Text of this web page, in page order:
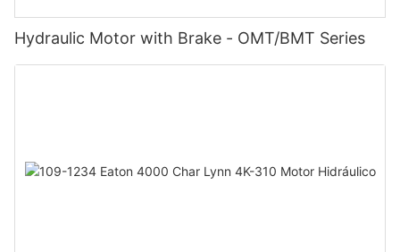
Hydraulic Motor with Brake - OMT/BMT Series